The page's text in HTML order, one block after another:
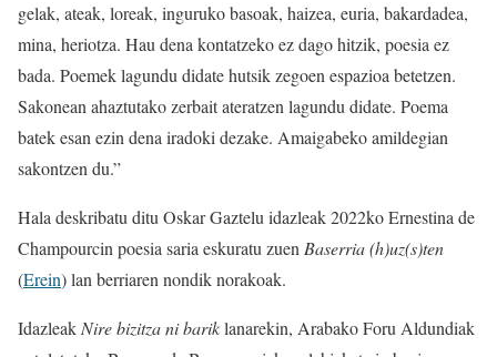
gelak, ateak, loreak, inguruko basoak, haizea, euria, bakardadea,
mina, heriotza. Hau dena kontatzeko ez dago hitzik, poesia ez
bada. Poemek lagundu didate hutsik zegoen espazioa betetzen.
Sakonean ahaztutako zerbait ateratzen lagundu didate. Poema
batek esan ezin dena iradoki dezake. Amaigabeko amildegian
sakontzen du.”
Hala deskribatu ditu Oskar Gaztelu idazleak 2022ko Ernestina de
Champourcin poesia saria eskuratu zuenBaserria (h)uz(s)ten
(Erein) lan berriaren nondik norakoak.
IdazleakNire bizitza ni bariklanarekin, Arabako Foru Aldundiak